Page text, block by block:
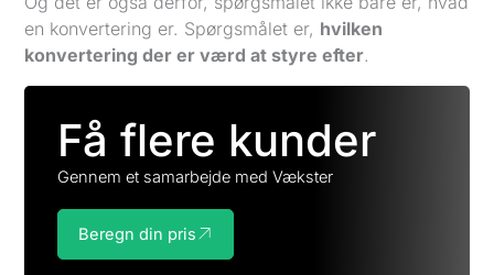
en konvertering er. Spørgsmålet er, hvilken
konvertering der er værd at styre efter.
Få flere kunder
Gennem et samarbejde med Vækster
Beregn din pris